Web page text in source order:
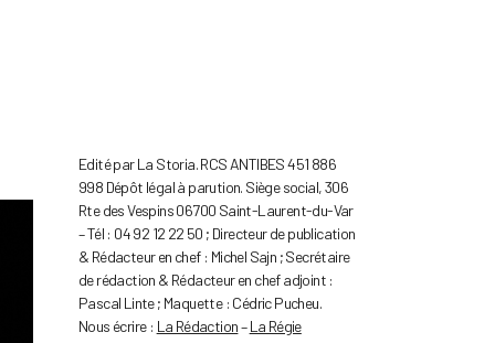
Edité par La Storia. RCS ANTIBES 451 886
998 Dépôt légal à parution. Siège social, 306
Rte des Vespins 06700 Saint-Laurent-du-Var
– Tél : 04 92 12 22 50 ; Directeur de publication
& Rédacteur en chef : Michel Sajn ; Secrétaire
de rédaction & Rédacteur en chef adjoint :
Pascal Linte ; Maquette : Cédric Pucheu.
Nous écrire : La Rédaction–La Régie